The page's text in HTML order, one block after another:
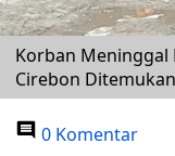
Korban Meninggal
Cirebon
0 Komentar